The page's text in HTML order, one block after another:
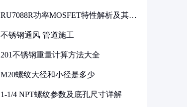
RU7088R功率MOSFET特性解析及其在
不锈钢通风 管道施工
201不锈钢重量计算方法大全
M20螺纹大径和小径是多少
1-1/4 NPT螺纹参数及底孔尺寸详解